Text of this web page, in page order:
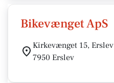
Bikevænget ApS
Kirkevænget 15, Erslev
7950 Erslev